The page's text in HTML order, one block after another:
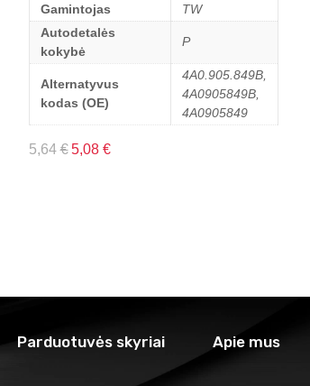
Gamintojas
TW
Autodetalės
kokybė
P
Alternatyvus
kodas (OE)
4A0.905.849B,
4A0905849B,
4A0905849
5,64€ 5,08 €
Parduotuvės skyriai Apie mus